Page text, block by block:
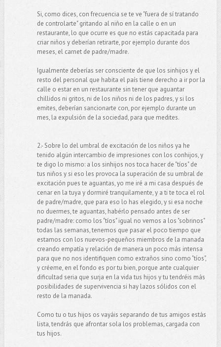
Si, como dices, con frecuencia se te ve "fuera de sí tratando
de controlarte" gritando al niño en la calle o en un
restaurante, lo que ocurre es que no estás capacitada para
criar niños y deberían retirarte, por ejemplo durante dos
meses, el carnet de padre/madre.
Igualmente deberías ser consciente de que los sinhijos y el
resto del personal que habita el país tiene derecho a ir por la
calle o estar en un restaurante sin tener que aguantar
chillidos ni gritos, ni de los niños ni de los padres, y si los
emites, deberían sancionarte con, por ejemplo durante un
mes, la expulsión de la sociedad, para que medites.
2.- Sobre lo del umbral de excitación de los niños ya he
tenido algún intercambio de impresiones con los conhijos, y
te digo lo mismo: a los sinhijos nos toca hacer de "tíos" de
tus niños y si eso les provoca la superación de su umbral de
excitación pues te aguantas, yo me iré a mi casa después de
cenar en la tuya y dormiré tranquilamente, y a ti te toca el rol
de padre/madre, que para eso lo has elegido, y si esa noche
no duermes, te aguantas, habérlo pensado antes de ser
padre/madre: como los "tíos" igual no vemos a los "sobrinos"
todas las semanas, tenemos que pasar el poco tiempo que
estamos con los nuevos-pequeños miembros de la manada
creando empatía y relación de manera un poco más intensa
para que no nos identifiquen como extraños sino como "tíos",
y créeme, en el fondo es por tu bien, porque ante cualquier
dificultad seria que surja en la vida tus hijos y tu tendréis más
posibilidades de supervivencia si hay lazos sólidos con el
resto de la manada.
Como tu o tus hijos os vayáis separando de tus amigos estás
lista, tendrás que afrontar sola los problemas, cargada con
tus hijos.